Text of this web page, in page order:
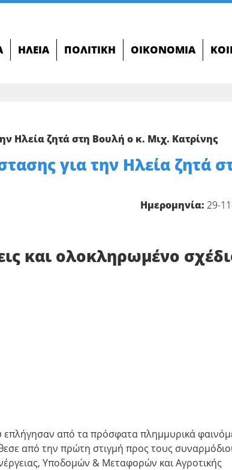
ΗΛΕΊΑ ΠΟΛΙΤΙΚΉ ΟΙΚΟΝΟΜΊΑ
Ηλεία ζητά στη Βουλή ο κ. Μιχ. Κατρίνης
για την Ηλεία ζητά
Ημερομηνία: 29-
και ολοκληρωμένο
από τα πρόσφατα πλημμυρικά
από την πρώτη στιγμή προς τους
Υποδομών & Μεταφορών και Αγροτικής